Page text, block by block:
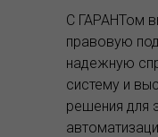
С ГАРАНТом
правовую
надежную
систему и
решения для